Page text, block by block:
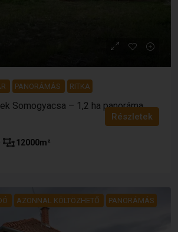
PANORÁMÁS RITKA
Somogyacsa – 1,2 ha panoráma
12000m²
Részletek
AZONNAL KÖLTÖZHETŐ PANORÁMÁS